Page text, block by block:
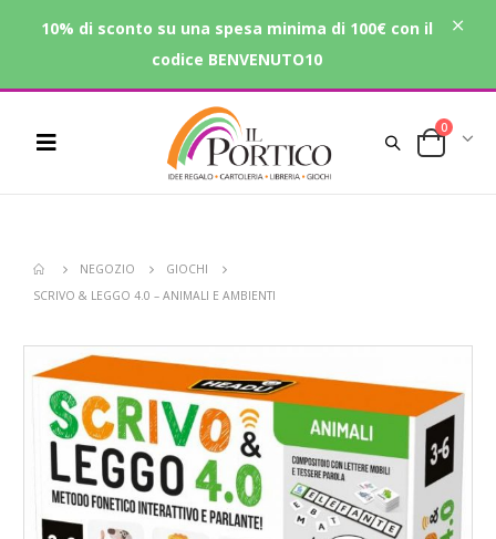
0
NEGOZIO
GIOCHI
SCRIVO & LEGGO 4.0 – ANIMALI E AMBIENTI
10% di sconto su una spesa minima di 100€ con il
codice BENVENUTO10